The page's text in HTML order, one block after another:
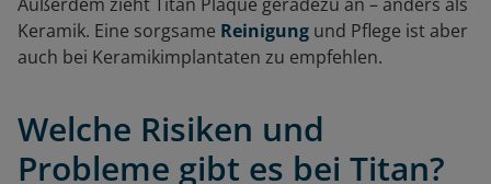
Keramik. Eine sorgsame Reinigung und Pflege ist aber
auch bei Keramikimplantaten zu empfehlen.
Welche Risiken und
Probleme gibt es bei Titan?